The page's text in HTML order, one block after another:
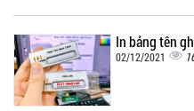
In bảng tên
02/12/2021